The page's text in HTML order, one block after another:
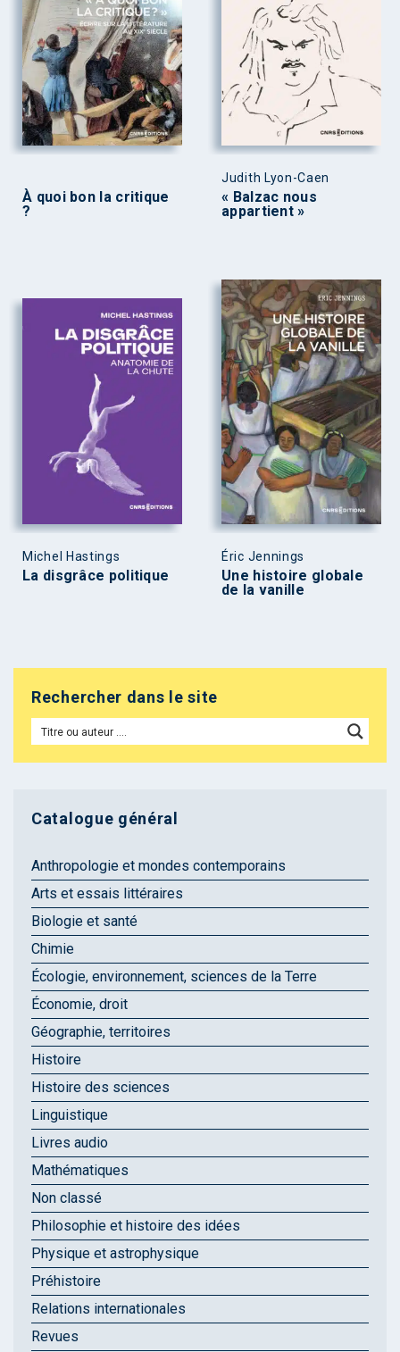
À quoi bon la critique
?
Judith Lyon-Caen
« Balzac nous
appartient »
Michel Hastings
La disgrâce politique
Éric Jennings
Une histoire globale
de la vanille
Rechercher dans le site
Catalogue général
Anthropologie et mondes contemporains
Arts et essais littéraires
Biologie et santé
Chimie
Écologie, environnement, sciences de la Terre
Économie, droit
Géographie, territoires
Histoire
Histoire des sciences
Linguistique
Livres audio
Mathématiques
Non classé
Philosophie et histoire des idées
Physique et astrophysique
Préhistoire
Relations internationales
Revues